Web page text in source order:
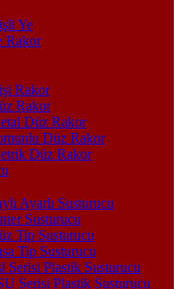
Ye
Rakor
Rakor
Rakor
Düz Rakor
Düz Rakor
Düz Rakor
Ayarlı Susturucu
Susturucu
Tip Susturucu
Tip Susturucu
Serisi Plastik Susturucu
Serisi Plastik Susturucu